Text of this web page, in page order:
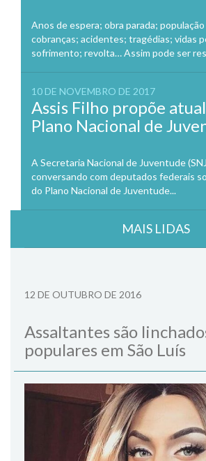
Anos de espera; obra parada;
cobranças; acidentes; tragédias; vidas
sofrimento; revolta… Assim pode ser
10 DE NOVEMBRO DE 2017
Assis Filho propõe
Plano Nacional de
A Secretaria Nacional de Juventude
conversando com deputados federais
do Plano Nacional de Juventude...
MAIS LIDAS
12 DE OUTUBRO DE 2016
Assaltantes são
populares em São Luís